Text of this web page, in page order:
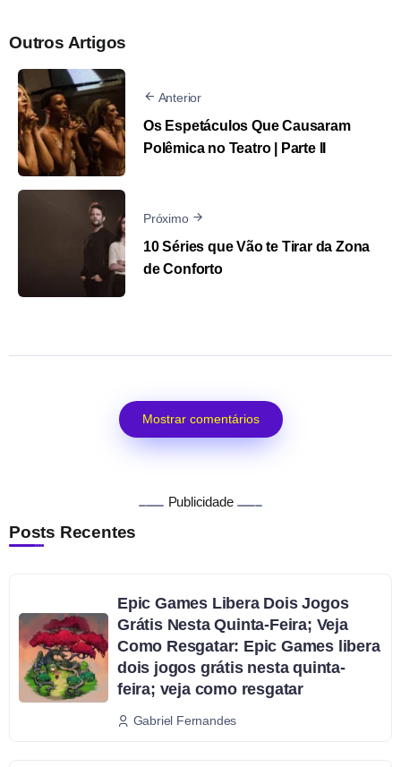
Outros Artigos
Anterior
Os Espetáculos Que Causaram
Polêmica no Teatro | Parte II
Próximo
10 Séries que Vão te Tirar da Zona
de Conforto
Mostrar comentários
Publicidade
Posts Recentes
Epic Games Libera Dois Jogos
Grátis Nesta Quinta-Feira; Veja
Como Resgatar: Epic Games libera
dois jogos grátis nesta quinta-
feira; veja como resgatar
Gabriel Fernandes